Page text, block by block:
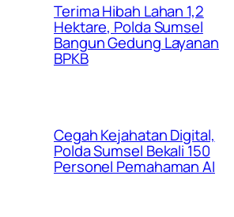
Terima Hibah Lahan 1,2
Hektare, Polda Sumsel
Bangun Gedung Layanan
BPKB
Cegah Kejahatan Digital,
Polda Sumsel Bekali 150
Personel Pemahaman AI